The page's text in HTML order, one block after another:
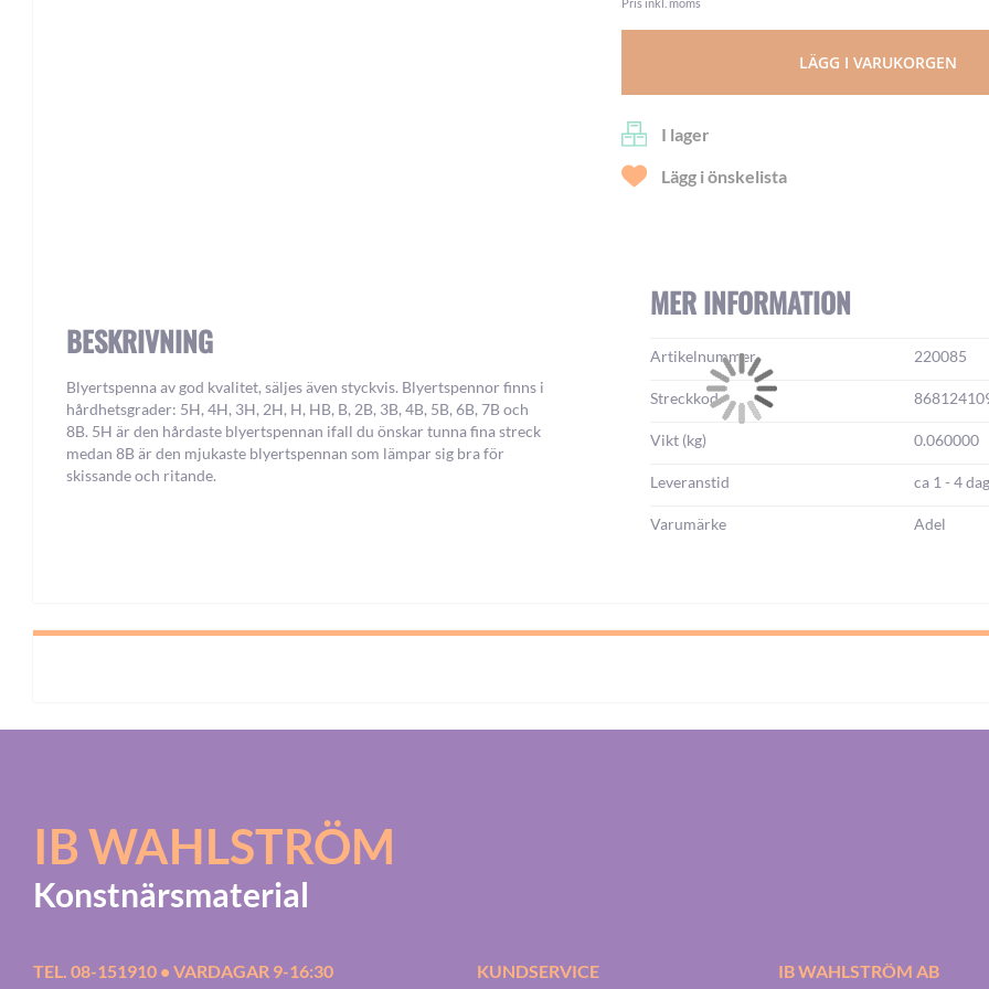
LÄGG I VARUKORGEN
I lager
Lägg i önskelista
BESKRIVNING
Blyertspenna av god kvalitet, säljes även styckvis. Blyertspennor finns i
hårdhetsgrader: 5H, 4H, 3H, 2H, H, HB, B, 2B, 3B, 4B, 5B, 6B, 7B och
8B. 5H är den hårdaste blyertspennan ifall du önskar tunna fina streck
medan 8B är den mjukaste blyertspennan som lämpar sig bra för
skissande och ritande.
MER INFORMATION
Mer
information:
Artikelnummer 220085
Streckkod
Vikt (kg) 0.060000
Leveranstid ca 1 - 4
Varumärke Adel
IB WAHLSTRÖM
Konstnärsmaterial
TEL. 08-151910 • VARDAGAR 9-16:30 KUNDSERVICE IB WAHLSTRÖM AB